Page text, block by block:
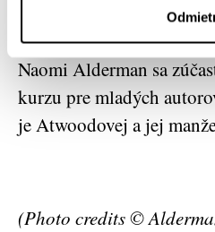
Atwood, podľa ktorého
úspešný televízny seriál.
Naomi Alderman sa
kurzu pre mladých
je Atwoodovej a jej
(Photo credits©